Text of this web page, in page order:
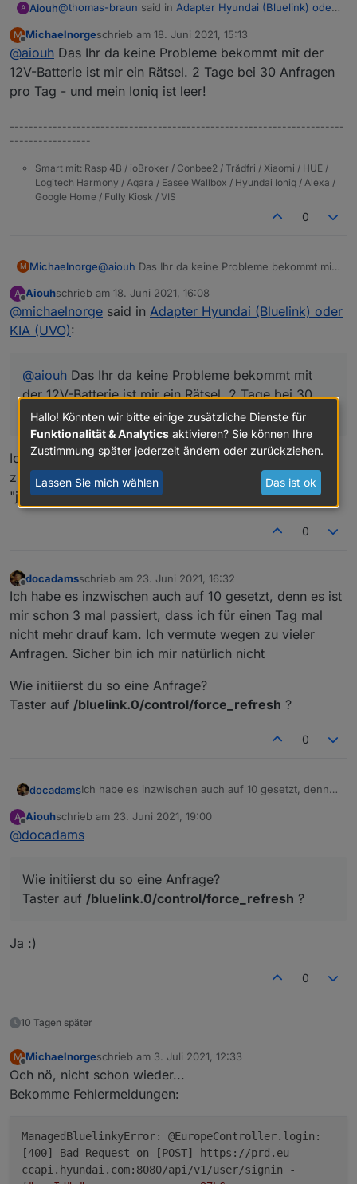
A Aiouh@thomas-braun said in Adapter Hyundai (Bluelink) oder
@ docadamsWie da ein Limit definiert ist weiß nur
der Admin von Hyundai.
Ich hab da was im Hinterkopf von max 200/Tag, vielleicht
finde ich noch wo das stand.
shrugging:
M
Offline
Michaelnorgeschrieb am 18. Juni 2021, 15:13
zuletzt editiert von
@aiouh Das Ihr da keine Probleme bekommt mit der
12V-Batterie ist mir ein Rätsel. 2 Tage bei 30 Anfragen
pro Tag - und mein Ioniq ist leer!
–---------------------------------------------------------------------
-----------------
Smart mit: Rasp 4B / ioBroker / Conbee2 / Trådfri / Xiaomi / HUE /
Logitech Harmony / Aqara / Easee Wallbox / Hyundai Ioniq / Alexa /
Google Home / Fully Kiosk / VIS
0
M Michaelnorge@aiouh Das Ihr da keine Probleme bekommt mit
Anfragen pro Tag - und mein Ioniq ist leer!
A
Offline
Aiouhschrieb am 18. Juni 2021, 16:08
zuletzt editiert von
@michaelnorge said in Adapter Hyundai (Bluelink) oder
KIA (UVO):
@aiouh Das Ihr da keine Probleme bekommt mit
der 12V-Batterie ist mir ein Rätsel. 2 Tage bei 30
Anfragen pro Tag - und mein Ioniq ist leer!
Ich mach ja auch keine 200 :) , nur 20. werde auf 10
zurückgehen, denn wenn ich mal den aktuellen wert
"jetzt" brauche kann ich ja anfragen.
0
Offline
docadamsschrieb am 23. Juni 2021, 16:32
zuletzt editiert von
Ich habe es inzwischen auch auf 10 gesetzt, denn es ist
mir schon 3 mal passiert, dass ich für einen Tag mal
nicht mehr drauf kam. Ich vermute wegen zu vieler
Anfragen. Sicher bin ich mir natürlich nicht
Wie initiierst du so eine Anfrage?
Taster auf /bluelink.0/control/force_refresh ?
0
docadamsIch habe es inzwischen auch auf 10 gesetzt, denn
Tag mal nicht mehr drauf kam. Ich vermute wegen
zu vieler Anfragen. Sicher bin ich mir natürlich nicht
Wie initiierst du so eine Anfrage?
Taster auf
A
Offline
Aiouhschrieb am 23. Juni 2021, 19:00
zuletzt editiert von
@docadams
Wie initiierst du so eine Anfrage?
Taster auf /bluelink.0/control/force_refresh ?
Ja :)
0
10 Tagen später
M
Offline
Michaelnorgeschrieb am 3. Juli 2021, 12:33
zuletzt editiert von
Och nö, nicht schon wieder...
Bekomme Fehlermeldungen:
ManagedBluelinkyError: @EuropeController.login:
[400] Bad Request on [POST] https://prd.eu-
ccapi.hyundai.com:8080/api/v1/user/signin -
Hallo! Könnten wir bitte einige zusätzliche Dienste für
Funktionalität & Analytics aktivieren? Sie können Ihre
Zustimmung später jederzeit ändern oder zurückziehen.
Lassen Sie mich wählen Das ist ok